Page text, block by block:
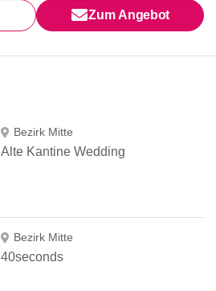
Zum Angebot
Bezirk Mitte
Alte Kantine Wedding
Bezirk Mitte
40seconds